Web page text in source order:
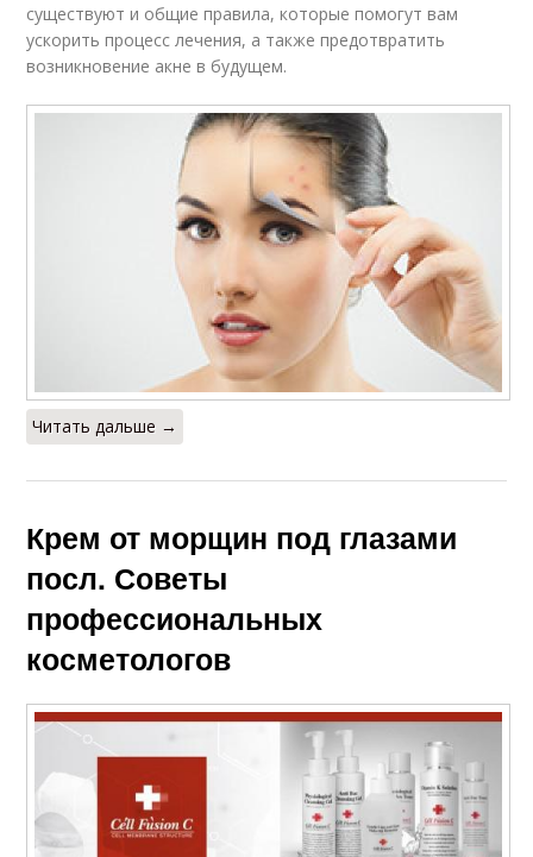
существуют и общие правила, которые помогут вам
ускорить процесс лечения, а также предотвратить
возникновение акне в будущем.
Читать дальше →
Крем от морщин под глазами
посл. Советы
профессиональных
косметологов